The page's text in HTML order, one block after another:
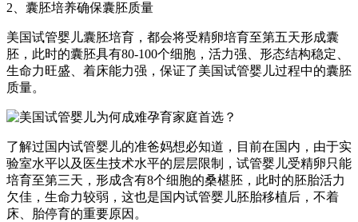
2、囊胚培养确保囊胚质量
美国试管婴儿囊胚培育，都会将受精卵培育至第五天形成囊
胚，此时的囊胚具有80-100个细胞，活力强、形态结构稳定、
生命力旺盛、着床能力强，保证了美国试管婴儿过程中的囊胚
质量。
了解过国内试管婴儿的准爸妈想必知道，目前在国内，由于实
验室水平以及医生技术水平的层层限制，试管婴儿受精卵只能
培育至第三天，形成含有8个细胞的桑椹胚，此时的胚胎活力
欠佳，生命力较弱，这也是国内试管婴儿胚胎移植后，不着
床、胎停育的重要原因。